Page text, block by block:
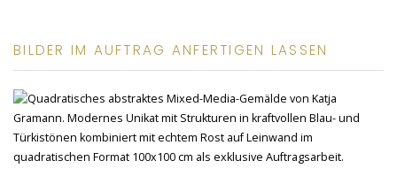
BILDER IM AUFTRAG ANFERTIGEN LASSEN